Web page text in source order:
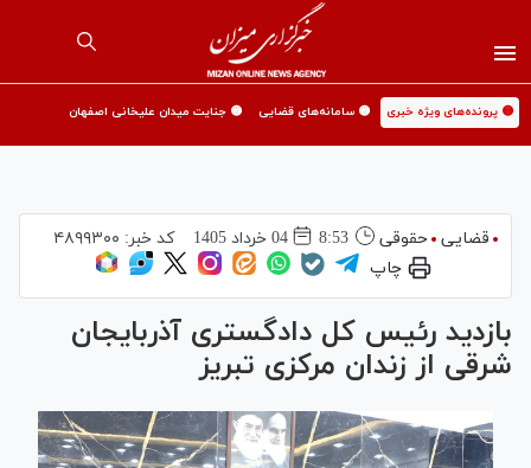
🟡 پرونده‌های ویژه خبری 🟡 سامانه‌های قضایی 🟡 جنایت میدان علیخانی اصفهان
قضایی حقوقی 8:53 04 خرداد 1405 کد خبر: ۴۸۹۹۳۰۰
چاپ
بازدید رئیس کل دادگستری آذربایجان
شرقی از زندان مرکزی تبریز